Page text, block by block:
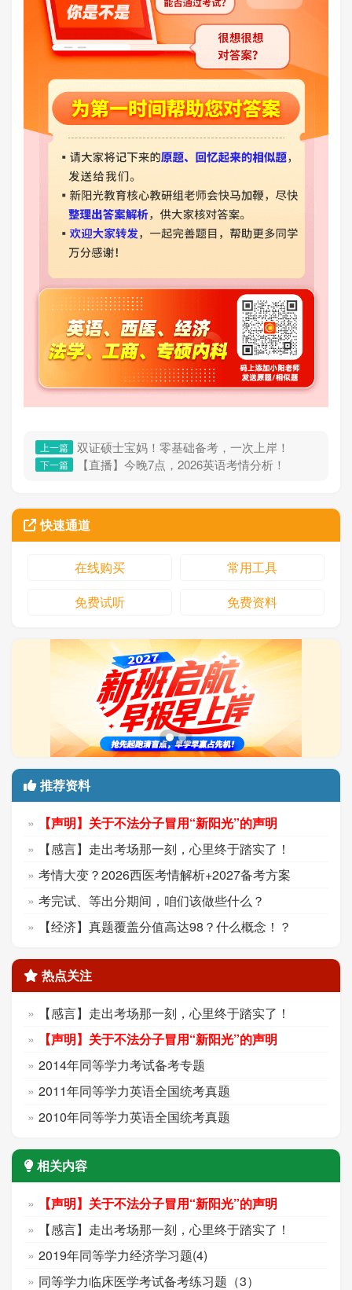
上一篇 双证硕士宝妈！零基础备考，一次上岸！
下一篇 【直播】今晚7点，2026英语考情分析！
快速通道
在线购买
常用工具
免费试听
免费资料
推荐资料
【声明】关于不法分子冒用“新阳光”的声明
【感言】走出考场那一刻，心里终于踏实了！
考情大变？2026西医考情解析+2027备考方案
考完试、等出分期间，咱们该做些什么？
【经济】真题覆盖分值高达98？什么概念！？
热点关注
【感言】走出考场那一刻，心里终于踏实了！
【声明】关于不法分子冒用“新阳光”的声明
2014年同等学力考试备考专题
2011年同等学力英语全国统考真题
2010年同等学力英语全国统考真题
相关内容
【声明】关于不法分子冒用“新阳光”的声明
【感言】走出考场那一刻，心里终于踏实了！
2019年同等学力经济学习题(4)
同等学力临床医学考试备考练习题（3）